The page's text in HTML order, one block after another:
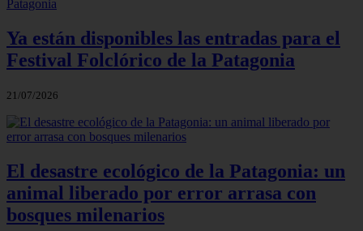
Ya están disponibles las entradas para el
Festival Folclórico de la Patagonia
21/07/2026
El desastre ecológico de la Patagonia: un
animal liberado por error arrasa con
bosques milenarios